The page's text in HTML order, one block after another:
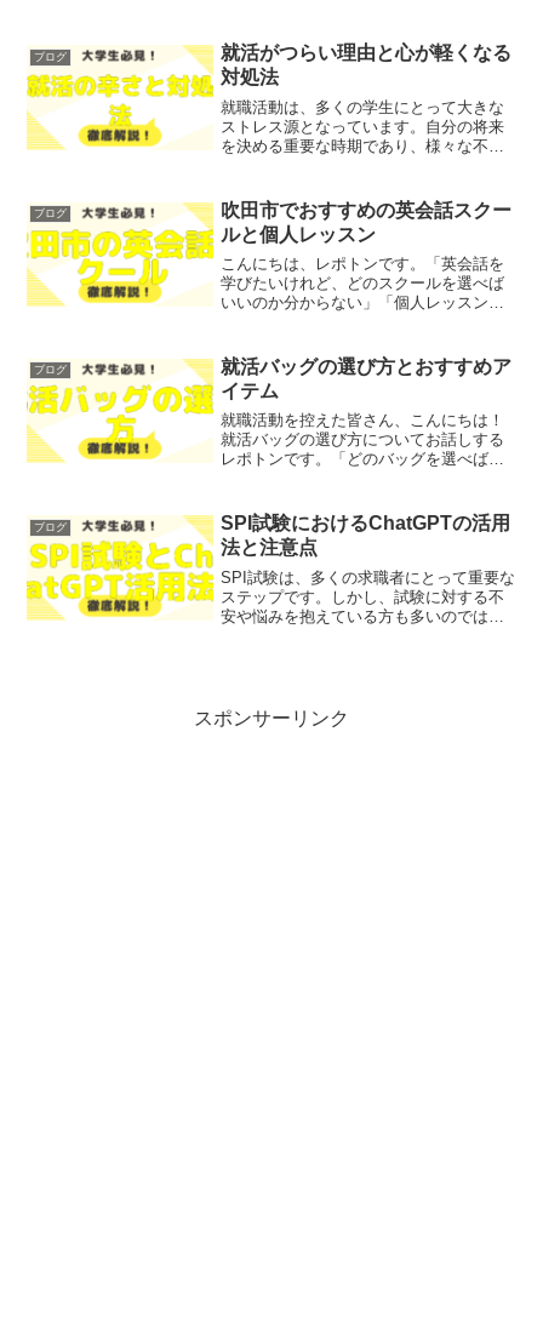
か？レポトン環境問題は範囲が広く、原
因も対策も複雑に絡み合ってい...
ブログ
就活がつらい理由と心が軽くなる
対処法
就職活動は、多くの学生にとって大きな
ストレス源となっています。自分の将来
を決める重要な時期であり、様々な不安
った悩みを抱えている方も多いのではな
いでしょうか？そこで今回...
ブログ
吹田市でおすすめの英会話スクー
ルと個人レッスン
こんにちは、レポトンです。「英会話を
学びたいけれど、どのスクールを選べば
いいのか分からない」「個人レッスンの
すすめの英会話スクールと個人レッスン
の情報を、わかりやすく解...
ブログ
就活バッグの選び方とおすすめア
イテム
就職活動を控えた皆さん、こんにちは！
就活バッグの選び方についてお話しする
レポトンです。「どのバッグを選べばい
こで今回は、就活バッグの重要性や選ぶ
べき理由を、わかりやすく...
ブログ
SPI試験におけるChatGPTの活用
法と注意点
SPI試験は、多くの求職者にとって重要な
ステップです。しかし、試験に対する不
安や悩みを抱えている方も多いのではな
スポンサーリンク